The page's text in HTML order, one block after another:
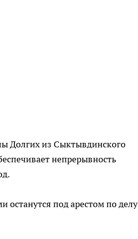
Долгих из Сыктывдинского
непрерывность
под арестом по делу